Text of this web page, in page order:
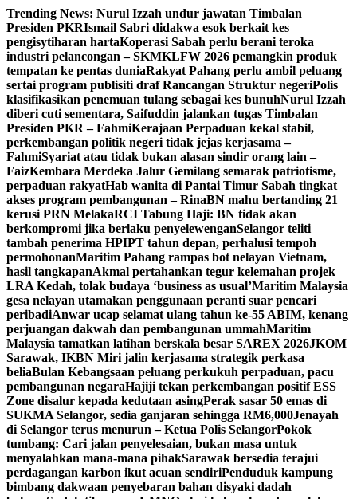
Skip
to
content
Trending News: Nurul Izzah undur jawatan Timbalan
Presiden PKRIsmail Sabri didakwa esok berkait kes
pengisytiharan hartaKoperasi Sabah perlu berani teroka
industri pelancongan – SKMKLFW 2026 pemangkin produk
tempatan ke pentas duniaRakyat Pahang perlu ambil peluang
sertai program publisiti draf Rancangan Struktur negeriPolis
klasifikasikan penemuan tulang sebagai kes bunuhNurul Izzah
diberi cuti sementara, Saifuddin jalankan tugas Timbalan
Presiden PKR – FahmiKerajaan Perpaduan kekal stabil,
perkembangan politik negeri tidak jejas kerjasama –
FahmiSyariat atau tidak bukan alasan sindir orang lain –
FaizKembara Merdeka Jalur Gemilang semarak patriotisme,
perpaduan rakyatHab wanita di Pantai Timur Sabah tingkat
akses program pembangunan – RinaBN mahu bertanding 21
kerusi PRN MelakaRCI Tabung Haji: BN tidak akan
berkompromi jika berlaku penyelewenganSelangor teliti
tambah penerima HPIPT tahun depan, perhalusi tempoh
permohonanMaritim Pahang rampas bot nelayan Vietnam,
hasil tangkapanAkmal pertahankan tegur kelemahan projek
LRA Kedah, tolak budaya ‘business as usual’Maritim Malaysia
gesa nelayan utamakan penggunaan peranti suar pencari
peribadiAnwar ucap selamat ulang tahun ke-55 ABIM, kenang
perjuangan dakwah dan pembangunan ummahMaritim
Malaysia tamatkan latihan berskala besar SAREX 2026JKOM
Sarawak, IKBN Miri jalin kerjasama strategik perkasa
beliaBulan Kebangsaan peluang perkukuh perpaduan, pacu
pembangunan negaraHajiji tekan perkembangan positif ESS
Zone disalur kepada kedutaan asingPerak sasar 50 emas di
SUKMA Selangor, sedia ganjaran sehingga RM6,000Jenayah
di Selangor terus menurun – Ketua Polis SelangorPokok
tumbang: Cari jalan penyelesaian, bukan masa untuk
menyalahkan mana-mana pihakSarawak bersedia terajui
perdagangan karbon ikut acuan sendiriPenduduk kampung
bimbang dakwaan penyebaran bahan disyaki dadah